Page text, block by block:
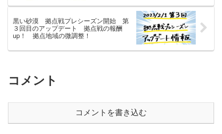
黒い砂漠 拠点戦プレシーズン開始 第
３回目のアップデート 拠点戦の報酬
up！ 拠点地域の微調整！
コメント
コメントを書き込む